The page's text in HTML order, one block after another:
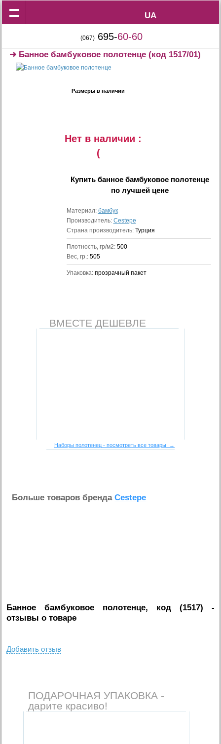
UA
UA
(067) 695-60-60
➜ Банное бамбуковое полотенце (код 1517/01)
Размеры в наличии
Нет в наличии :
(
Купитьбанное бамбуковое полотенце
по лучшей цене
Материал: бамбук
Производитель: Cestepe
Страна производитель: Турция
Плотность, гр/м2: 500
Вес, гр.: 505
Упаковка: прозрачный пакет
ВМЕСТЕ ДЕШЕВЛЕ
Наборы полотенец - посмотреть все товары →
Больше товаров брендаCestepe
Банное бамбуковое полотенце, код (1517) -
отзывы о товаре
Добавить отзыв
ПОДАРОЧНАЯ УПАКОВКА -
дарите красиво!